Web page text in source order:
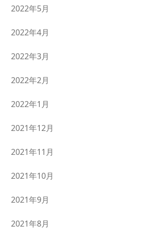
2022年5月
2022年4月
2022年3月
2022年2月
2022年1月
2021年12月
2021年11月
2021年10月
2021年9月
2021年8月